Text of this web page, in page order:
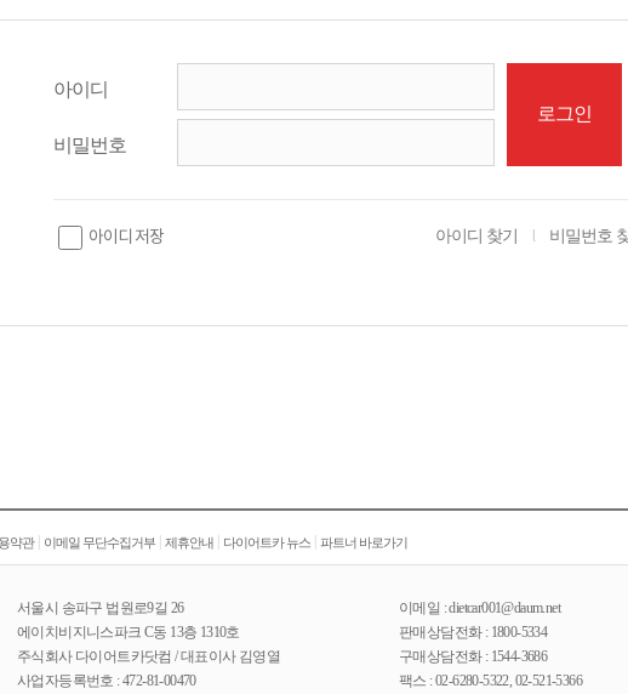
아이디
비밀번호
아이디 저장 아이디 찾기 l 비밀번호
약관| 이메일 무단수집거부 제휴안내 다이어트카 뉴스 파트너 바로가기
서울시 송파구 법원로9길 26
에이치비지니스파크 C동 13층 1310호
주식회사 다이어트카닷컴 / 대표이사 김영열
사업자등록번호 : 472-81-00470
이메일 : dietcar001@daum.net
판매상담전화 : 1800-5334
구매상담전화 : 1544-3686
팩스 : 02-6280-5322, 02-521-5366